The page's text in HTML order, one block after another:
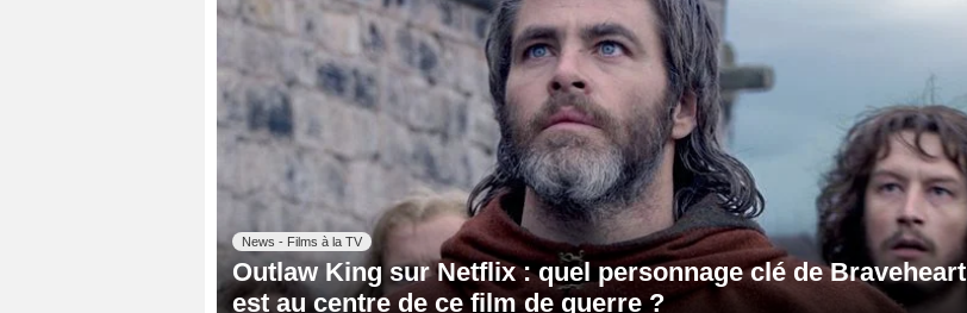
News - Films à la TV
Outlaw King sur Netflix : quel personnage clé de Braveheart
est au centre de ce film de guerre ?